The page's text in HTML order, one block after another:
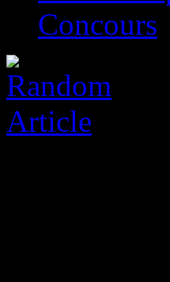
Concours